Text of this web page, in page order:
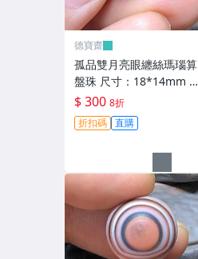
德寶齋
孤品雙月亮眼纏絲瑪瑙算
盤珠 尺寸：18*14mm 一
面居中月亮眼，超神奇，
高瓷料 天珠 瑪瑙 古玩 二
手【德寶齋】6345
$ 300 8折
折扣碼 直購